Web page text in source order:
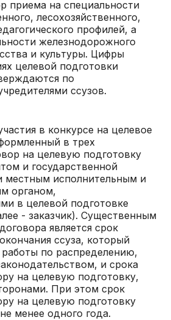
приема на специальности
лесохозяйственного,
профилей, а
железнодорожного
и культуры. Цифры
целевой подготовки
по
ссузов.
в конкурсе на целевое
в трех
на целевую подготовку
и государственной
местным исполнительным и
органом,
в целевой подготовке
- заказчик). Существенным
является срок
ссуза, который
работы по распределению,
и срока
на целевую подготовку,
При этом срок
на целевую подготовку
менее одного года.